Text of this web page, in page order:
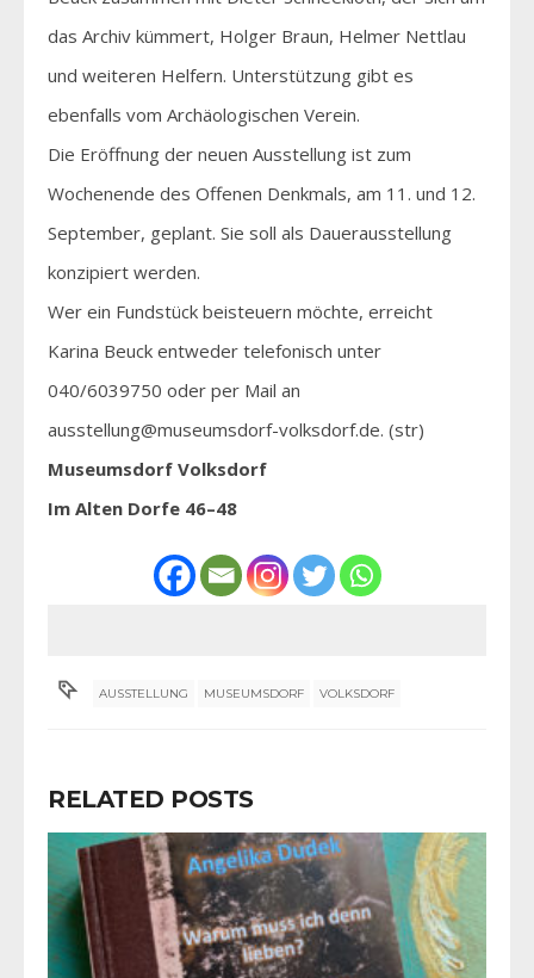
das Archiv kümmert, Holger Braun, Helmer Nettlau
und weiteren Helfern. Unterstützung gibt es
ebenfalls vom Archäologischen Verein.
Die Eröffnung der neuen Ausstellung ist zum
Wochenende des Offenen Denkmals, am 11. und 12.
September, geplant. Sie soll als Dauerausstellung
konzipiert werden.
Wer ein Fundstück beisteuern möchte, erreicht
Karina Beuck entweder telefonisch unter
040/6039750 oder per Mail an
ausstellung@museumsdorf-volksdorf.de. (str)
Museumsdorf Volksdorf
Im Alten Dorfe 46–48
AUSSTELLUNG MUSEUMSDORF VOLKSDORF
RELATED POSTS